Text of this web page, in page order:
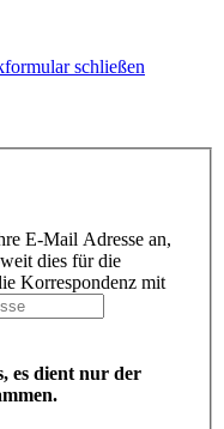
E-Mail Adresse an,
dies für die
Korrespondenz mit
es dient nur der